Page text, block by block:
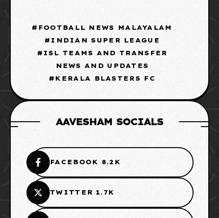
FOOTBALL NEWS MALAYALAM
INDIAN SUPER LEAGUE
ISL TEAMS AND TRANSFER
NEWS AND UPDATES
KERALA BLASTERS FC
AAVESHAM SOCIALS
FACEBOOK 8.2K
TWITTER 1.7K